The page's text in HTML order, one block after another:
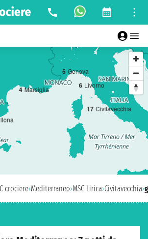
17 Civitavecchia
4 Marsiglia
5 Genova
6 Livorno
crociere›Mediterraneo›MSC Lirica›Civitavecchia›